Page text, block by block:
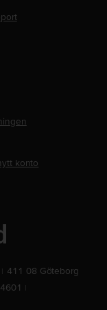
konto
411 08 Göteborg